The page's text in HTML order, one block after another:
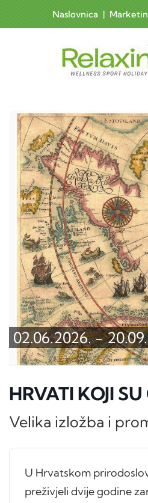
Skoči na glavni sadržaj
Naslovnica |
02.06.2026.-
HRVATI KOJI
Velika izložba i
U Hrvatskom
preživjeli dvije godine